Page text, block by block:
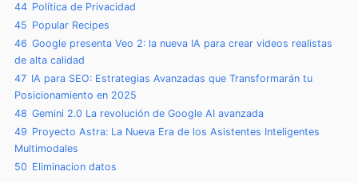
44 Política de Privacidad
45 Popular Recipes
46 Google presenta Veo 2: la nueva IA para crear videos realistas
de alta calidad
47 IA para SEO: Estrategias Avanzadas que Transformarán tu
Posicionamiento en 2025
48 Gemini 2.0 La revolución de Google AI avanzada
49 Proyecto Astra: La Nueva Era de los Asistentes Inteligentes
Multimodales
50 Eliminacion datos